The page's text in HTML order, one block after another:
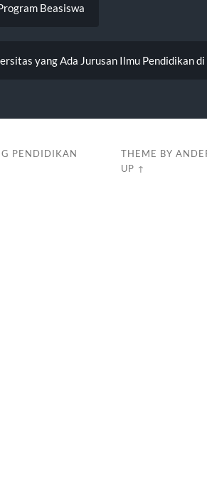
Beasiswa
yang Ada Jurusan Ilmu Pendidikan di
PENDIDIKAN
THEME BY
UP ↑